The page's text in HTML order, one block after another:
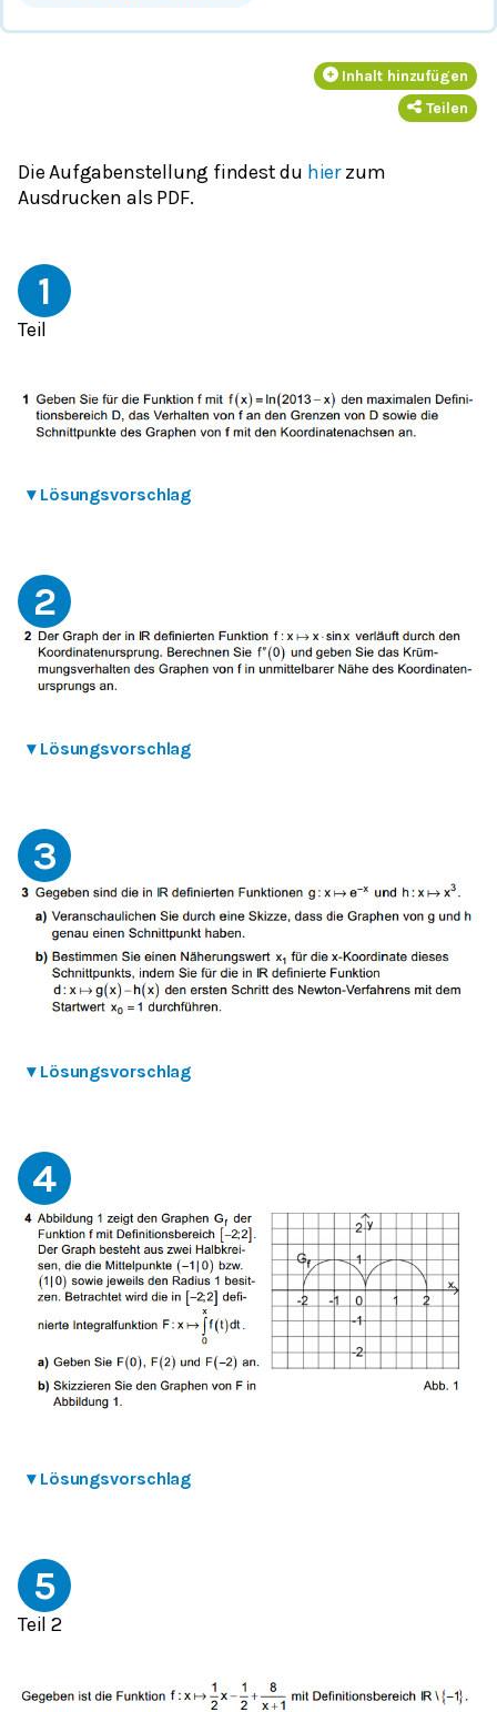
Inhalt hinzufügen
Teilen
Die Aufgabenstellung findest du hierzum
Ausdrucken als PDF.
1
Teil
▾ Lösungsvorschlag
2
▾ Lösungsvorschlag
3
▾ Lösungsvorschlag
4
▾ Lösungsvorschlag
5
Teil 2